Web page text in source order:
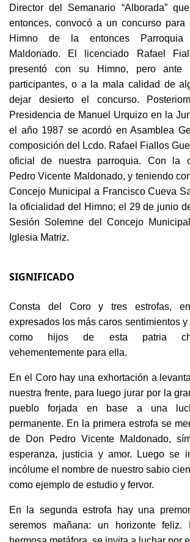
Director del Semanario “Alborada”
entonces, convocó a un concurso para
Himno de la entonces Parroquia
Maldonado. El licenciado Rafael
presentó con su Himno, pero ante
participantes, o a la mala calidad de
dejar desierto el concurso.
Presidencia de Manuel Urquizo en la
el año 1987 se acordó en Asamblea
composición del Lcdo. Rafael Fiallos
oficial de nuestra parroquia. Con la
Pedro Vicente Maldonado, y teniendo
Concejo Municipal a Francisco Cueva
la oficialidad del Himno; el 29 de junio
Sesión Solemne del Concejo
Iglesia Matriz.
SIGNIFICADO
Consta del Coro y tres estrofas,
expresados los más caros sentimientos
como hijos de esta patria
vehementemente para ella.
En el Coro hay una exhortación a
nuestra frente, para luego jurar por la
pueblo forjada en base a una
permanente. En la primera estrofa se
de Don Pedro Vicente Maldonado,
esperanza, justicia y amor. Luego se
incólume el nombre de nuestro sabio
como ejemplo de estudio y fervor.
En la segunda estrofa hay una
seremos mañana: un horizonte feliz.